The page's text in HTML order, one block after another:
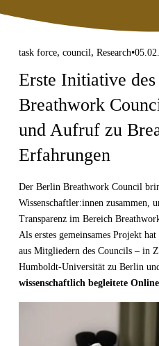
task force, council, Research
Erste Initiative
Breathwork
und Aufruf zu
Erfahrungen
Der Berlin Breathwork Council
Wissenschaftler:innen zusammen,
Transparenz im Bereich
Als erstes gemeinsames Projekt
aus Mitgliedern des Councils – in
wissenschaftlich begleitete